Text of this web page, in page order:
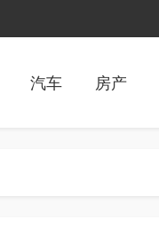
汽车 房产